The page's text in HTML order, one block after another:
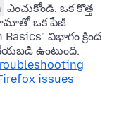
ఎంచుకోండి. ఒక కొత్త
ఒక పేజీ
విభాగం క్రింద
ఉంటుంది.
issues